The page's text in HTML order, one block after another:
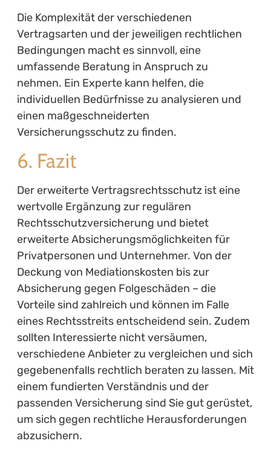
Die Komplexität der verschiedenen
Vertragsarten und der jeweiligen rechtlichen
Bedingungen macht es sinnvoll, eine
umfassende Beratung in Anspruch zu
nehmen. Ein Experte kann helfen, die
individuellen Bedürfnisse zu analysieren und
einen maßgeschneiderten
Versicherungsschutz zu finden.
6. Fazit
Der erweiterte Vertragsrechtsschutz ist eine
wertvolle Ergänzung zur regulären
Rechtsschutzversicherung und bietet
erweiterte Absicherungsmöglichkeiten für
Privatpersonen und Unternehmer. Von der
Deckung von Mediationskosten bis zur
Absicherung gegen Folgeschäden – die
Vorteile sind zahlreich und können im Falle
eines Rechtsstreits entscheidend sein. Zudem
sollten Interessierte nicht versäumen,
verschiedene Anbieter zu vergleichen und sich
gegebenenfalls rechtlich beraten zu lassen. Mit
einem fundierten Verständnis und der
passenden Versicherung sind Sie gut gerüstet,
um sich gegen rechtliche Herausforderungen
abzusichern.